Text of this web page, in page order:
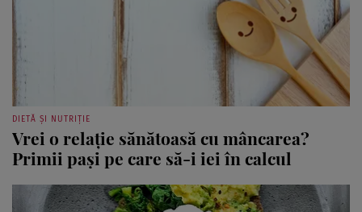
DIETĂ ȘI NUTRIȚIE
Vrei o relație sănătoasă cu mâncarea?
Primii pași pe care să-i iei în calcul